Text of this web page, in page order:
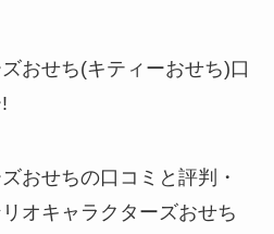
おせち(キティーおせち)口
おせちの口コミと評判・
オキャラクターズおせち